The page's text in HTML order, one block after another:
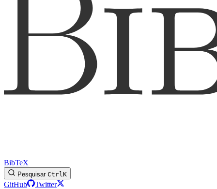
BibTeX
Pesquisar CtrlK
GitHub
Twitter